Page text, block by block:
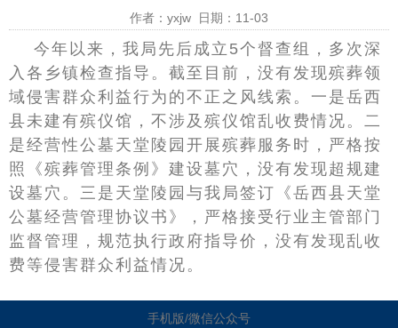
作者：yxjw 日期：11-03
今年以来，我局先后成立5个督查组，多次深
入各乡镇检查指导。截至目前，没有发现殡葬领
域侵害群众利益行为的不正之风线索。一是岳西
县未建有殡仪馆，不涉及殡仪馆乱收费情况。二
是经营性公墓天堂陵园开展殡葬服务时，严格按
照《殡葬管理条例》建设墓穴，没有发现超规建
设墓穴。三是天堂陵园与我局签订《岳西县天堂
公墓经营管理协议书》，严格接受行业主管部门
监督管理，规范执行政府指导价，没有发现乱收
费等侵害群众利益情况。
手机版/微信公众号